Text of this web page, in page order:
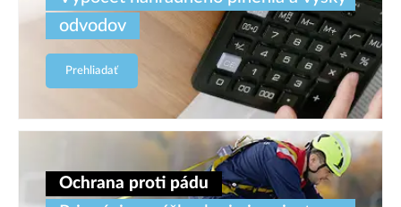
odvodov
Prehliadať
Ochrana proti pádu